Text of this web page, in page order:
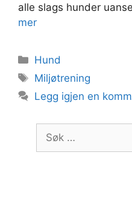
alle slags hunder
mer
Kategorier
Hund
Stikkord
Miljøtrening
Legg igjen en
etter: